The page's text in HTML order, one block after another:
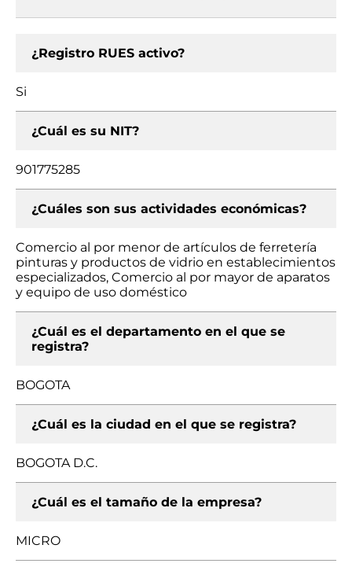
¿Registro RUES activo?
Si
¿Cuál es su NIT?
901775285
¿Cuáles son sus actividades económicas?
Comercio al por menor de artículos de ferretería
pinturas y productos de vidrio en establecimientos
especializados, Comercio al por mayor de aparatos
y equipo de uso doméstico
¿Cuál es el departamento en el que se
registra?
BOGOTA
¿Cuál es la ciudad en el que se registra?
BOGOTA D.C.
¿Cuál es el tamaño de la empresa?
MICRO